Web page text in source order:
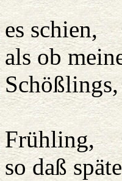
es schien,
als ob
Schößlings,
der
Frühling,
so daß